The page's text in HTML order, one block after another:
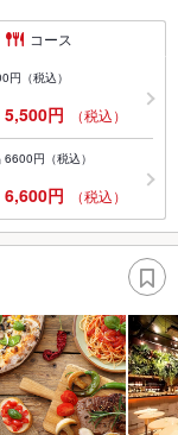
コース
（税込）
5,500円 （税込）
円（税込）
6,600円 （税込）